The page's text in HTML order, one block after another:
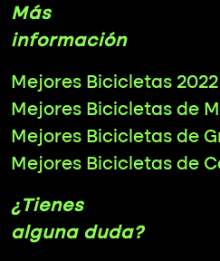
Más
información
Mejores Bicicletas 2022
Mejores Bicicletas de
Mejores Bicicletas de
Mejores Bicicletas de
¿Tienes
alguna duda?